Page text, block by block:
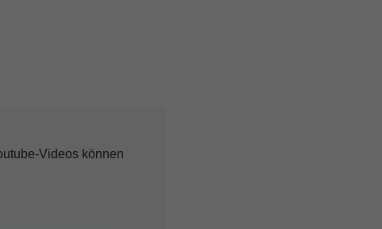
Videos können